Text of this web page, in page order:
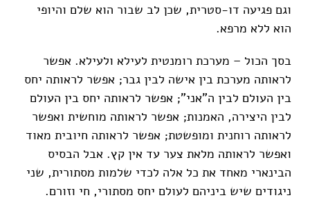
וגם פגיעה דו-סטרית, שכן לב שבור הוא שלם והיופי
הוא ללא מרפא.
בסך הכול – מערכת רומנטית לעילא ולעילא. אפשר
לראותה מערכת בין אישה לבין גבר; אפשר לראותה יחס
בין העולם לבין ה"אני"; אפשר לראותה יחס בין העולם
לבין היצירה, האמנות; אפשר לראותה מוחשית ואפשר
לראותה רוחנית ומופשטת; אפשר לראותה חיובית מאוד
ואפשר לראותה מלאת צער עד אין קץ. אבל הבסיס
הבינארי מאחד את כל אלה לכדי שלמות מסתורית, שני
ניגודים שיש ביניהם לעולם יחס מסתורי, חי וזורם.